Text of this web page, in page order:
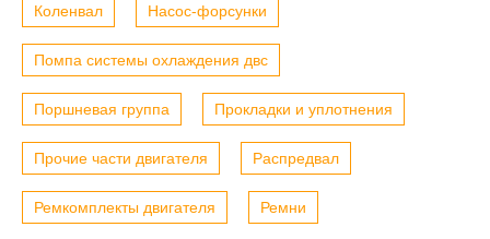
Коленвал Насос-форсунки
Помпа системы охлаждения двс
Поршневая группа Прокладки и уплотнения
Прочие части двигателя Распредвал
Ремкомплекты двигателя Ремни